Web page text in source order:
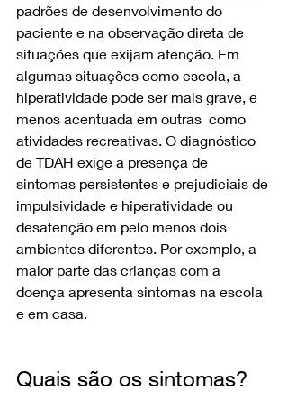
padrões de desenvolvimento do
paciente e na observação direta de
situações que exijam atenção. Em
algumas situações como escola, a
hiperatividade pode ser mais grave, e
menos acentuada em outras  como
atividades recreativas. O diagnóstico
de TDAH exige a presença de
sintomas persistentes e prejudiciais de
impulsividade e hiperatividade ou
desatenção em pelo menos dois
ambientes diferentes. Por exemplo, a
maior parte das crianças com a
doença apresenta sintomas na escola
e em casa.
Quais são os sintomas?